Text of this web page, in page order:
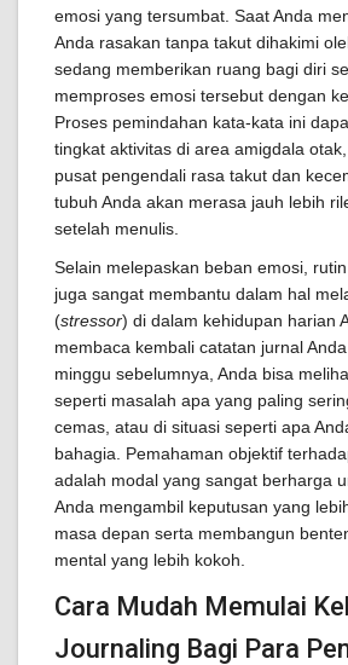
emosi yang tersumbat. Saat Anda
Anda rasakan tanpa takut dihakimi
sedang memberikan ruang bagi diri
memproses emosi tersebut dengan
Proses pemindahan kata-kata ini
tingkat aktivitas di area amigdala
pusat pengendali rasa takut dan
tubuh Anda akan merasa jauh lebih
setelah menulis.
Selain melepaskan beban emosi,
juga sangat membantu dalam hal
(stressor) di dalam kehidupan harian
membaca kembali catatan jurnal
minggu sebelumnya, Anda bisa
seperti masalah apa yang paling
cemas, atau di situasi seperti apa
bahagia. Pemahaman objektif
adalah modal yang sangat berharga
Anda mengambil keputusan yang
masa depan serta membangun
mental yang lebih kokoh.
Cara Mudah Memulai
Journaling Bagi Para